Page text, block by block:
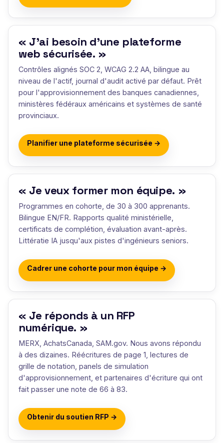
« J'ai besoin d'une plateforme
web sécurisée. »
Contrôles alignés SOC 2, WCAG 2.2 AA, bilingue au
niveau de l'actif, journal d'audit activé par défaut. Prêt
pour l'approvisionnement des banques canadiennes,
ministères fédéraux américains et systèmes de santé
provinciaux.
Planifier une plateforme sécurisée →
« Je veux former mon équipe. »
Programmes en cohorte, de 30 à 300 apprenants.
Bilingue EN/FR. Rapports qualité ministérielle,
certificats de complétion, évaluation avant-après.
Littératie IA jusqu'aux pistes d'ingénieurs seniors.
Cadrer une cohorte pour mon équipe →
« Je réponds à un RFP
numérique. »
MERX, AchatsCanada, SAM.gov. Nous avons répondu
à des dizaines. Réécritures de page 1, lectures de
grille de notation, panels de simulation
d'approvisionnement, et partenaires d'écriture qui ont
fait passer une note de 66 à 83.
Obtenir du soutien RFP →